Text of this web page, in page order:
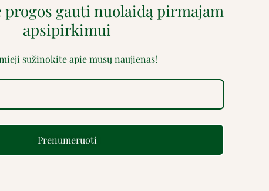
gauti nuolaidą pirmajam
apsipirkimui
sužinokite apie mūsų naujienas!
Prenumeruoti